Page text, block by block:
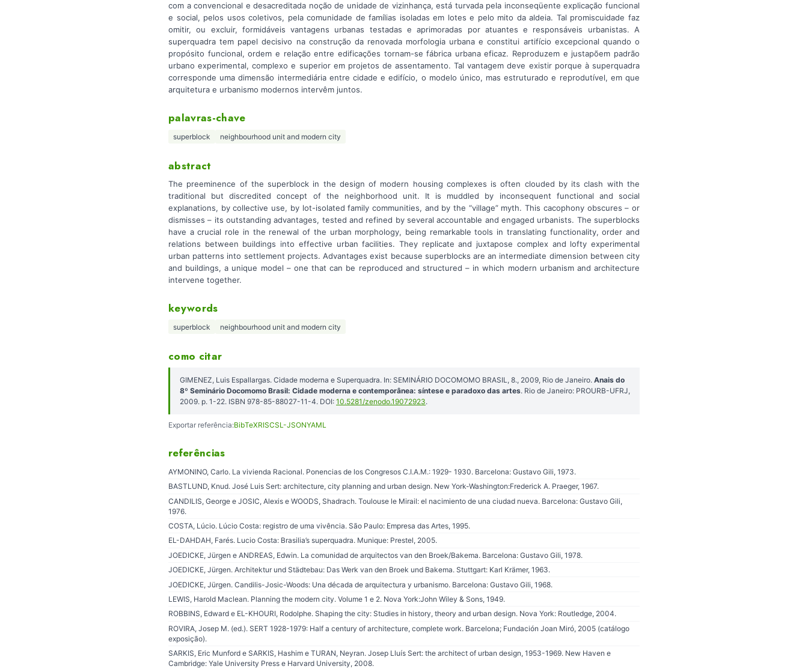
com a convencional e desacreditada noção de unidade de vizinhança, está turvada pela inconseqüente explicação funcional
e social, pelos usos coletivos, pela comunidade de famílias isoladas em lotes e pelo mito da aldeia. Tal promiscuidade faz
omitir, ou excluir, formidáveis vantagens urbanas testadas e aprimoradas por atuantes e responsáveis urbanistas. A
superquadra tem papel decisivo na construção da renovada morfologia urbana e constitui artifício excepcional quando o
propósito funcional, ordem e relação entre edificações tornam-se fábrica urbana eficaz. Reproduzem e justapõem padrão
urbano experimental, complexo e superior em projetos de assentamento. Tal vantagem deve existir porque à superquadra
corresponde uma dimensão intermediária entre cidade e edifício, o modelo único, mas estruturado e reprodutível, em que
arquitetura e urbanismo modernos intervêm juntos.
palavras-chave
superblock neighbourhood unit and modern city
abstract
The preeminence of the superblock in the design of modern housing complexes is often clouded by its clash with the
traditional but discredited concept of the neighborhood unit. It is muddled by inconsequent functional and social
explanations, by collective use, by lot-isolated family communities, and by the “village” myth. This cacophony obscures – or
dismisses – its outstanding advantages, tested and refined by several accountable and engaged urbanists. The superblocks
have a crucial role in the renewal of the urban morphology, being remarkable tools in translating functionality, order and
relations between buildings into effective urban facilities. They replicate and juxtapose complex and lofty experimental
urban patterns into settlement projects. Advantages exist because superblocks are an intermediate dimension between city
and buildings, a unique model – one that can be reproduced and structured – in which modern urbanism and architecture
intervene together.
keywords
superblock neighbourhood unit and modern city
como citar
GIMENEZ, Luis Espallargas. Cidade moderna e Superquadra. In: SEMINÁRIO DOCOMOMO BRASIL, 8., 2009, Rio de Janeiro. Anais do
8º Seminário Docomomo Brasil: Cidade moderna e contemporânea: síntese e paradoxo das artes. Rio de Janeiro: PROURB-UFRJ,
2009. p. 1-22. ISBN 978-85-88027-11-4. DOI: 10.5281/zenodo.19072923.
Exportar referência:BibTeXRISCSL-JSONYAML
referências
AYMONINO, Carlo. La vivienda Racional. Ponencias de los Congresos C.I.A.M.: 1929- 1930. Barcelona: Gustavo Gili, 1973.
BASTLUND, Knud. José Luis Sert: architecture, city planning and urban design. New York-Washington:Frederick A. Praeger, 1967.
CANDILIS, George e JOSIC, Alexis e WOODS, Shadrach. Toulouse le Mirail: el nacimiento de una ciudad nueva. Barcelona: Gustavo Gili,
1976.
COSTA, Lúcio. Lúcio Costa: registro de uma vivência. São Paulo: Empresa das Artes, 1995.
EL-DAHDAH, Farés. Lucio Costa: Brasilia’s superquadra. Munique: Prestel, 2005.
JOEDICKE, Jürgen e ANDREAS, Edwin. La comunidad de arquitectos van den Broek/Bakema. Barcelona: Gustavo Gili, 1978.
JOEDICKE, Jürgen. Architektur und Städtebau: Das Werk van den Broek und Bakema. Stuttgart: Karl Krämer, 1963.
JOEDICKE, Jürgen. Candilis-Josic-Woods: Una década de arquitectura y urbanismo. Barcelona: Gustavo Gili, 1968.
LEWIS, Harold Maclean. Planning the modern city. Volume 1 e 2. Nova York:John Wiley & Sons, 1949.
ROBBINS, Edward e EL-KHOURI, Rodolphe. Shaping the city: Studies in history, theory and urban design. Nova York: Routledge, 2004.
ROVIRA, Josep M. (ed.). SERT 1928-1979: Half a century of architecture, complete work. Barcelona; Fundación Joan Miró, 2005 (catálogo
exposição).
SARKIS, Eric Munford e SARKIS, Hashim e TURAN, Neyran. Josep Lluís Sert: the architect of urban design, 1953-1969. New Haven e
Cambridge: Yale University Press e Harvard University, 2008.